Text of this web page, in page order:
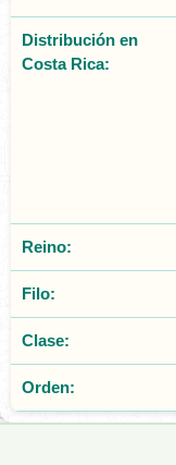
Distribución en
Costa Rica:
Reino:
Filo:
Clase:
Orden: